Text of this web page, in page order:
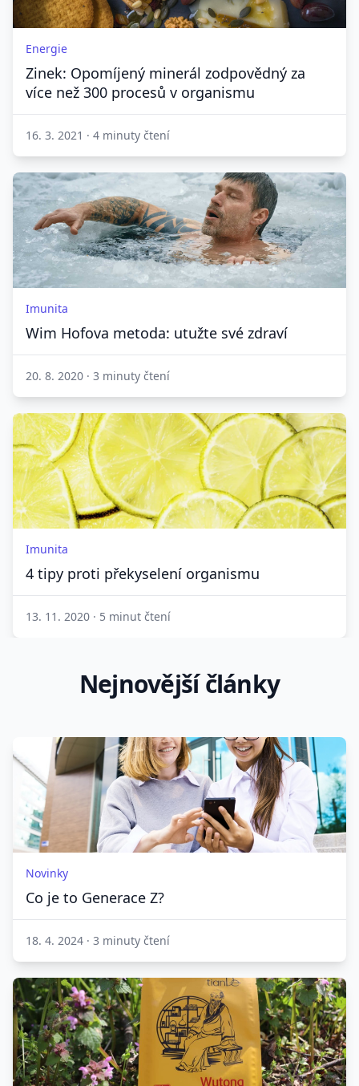
Energie
Zinek: Opomíjený minerál zodpovědný za
více než 300 procesů v organismu
16. 3. 2021 · 4 minuty čtení
Imunita
Wim Hofova metoda: utužte své zdraví
20. 8. 2020 · 3 minuty čtení
Imunita
4 tipy proti překyselení organismu
13. 11. 2020 · 5 minut čtení
Nejnovější články
Novinky
Co je to Generace Z?
18. 4. 2024 · 3 minuty čtení